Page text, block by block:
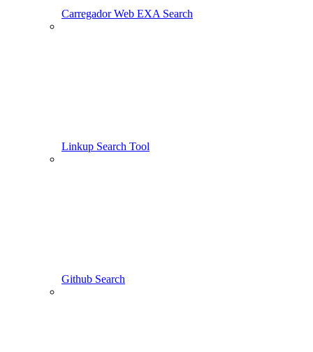
Carregador Web EXA Search
Linkup Search Tool
Github Search